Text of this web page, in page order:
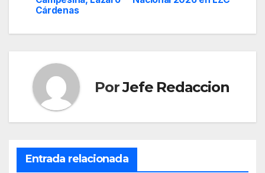
entradas
Cárdenas
PorJefe Redaccion
Entrada relacionada